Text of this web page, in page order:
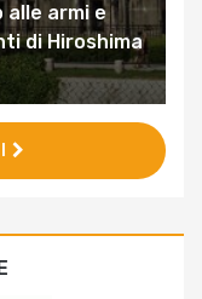
alle armi e
di Hiroshima